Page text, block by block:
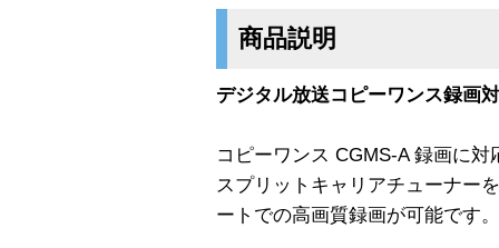
商品説明
デジタル放送コピーワンス録画
コピーワンス CGMS-A 録画に
スプリットキャリアチューナー
ートでの高画質録画が可能です。